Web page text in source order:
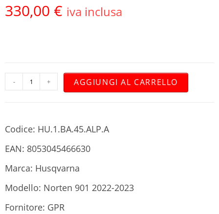
330,00 € iva inclusa
- + AGGIUNGI AL CARRELLO
Codice: HU.1.BA.45.ALP.A
EAN: 8053045466630
Marca: Husqvarna
Modello: Norten 901 2022-2023
Fornitore: GPR